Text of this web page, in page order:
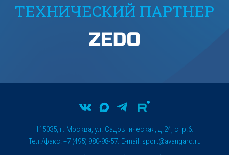
ТЕХНИЧЕСКИЙ ПАРТНЕР
115035, г. Москва, ул. Садовническая, д.24, стр.6.
Тел./факс: +7 (495) 980-98-57. E-mail: sport@avangard.ru